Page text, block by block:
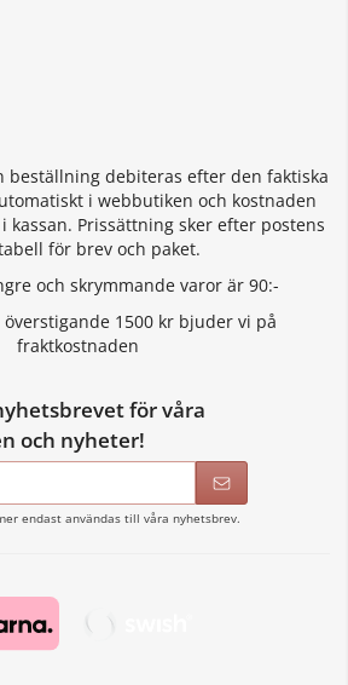
beställning debiteras efter den faktiska
i webbutiken och kostnaden
kassan. Prissättning sker efter postens
för brev och paket.
och skrymmande varor är 90:-
1500 kr bjuder vi på
fraktkostnaden
för våra
och nyheter!
endast användas till våra nyhetsbrev.